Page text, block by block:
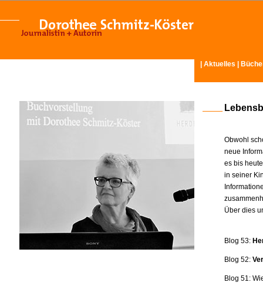
Aktuelles
Obwohl
neue
es bis
in seiner
Über dies
Blog 53:
Blog 52:
Blog 51: